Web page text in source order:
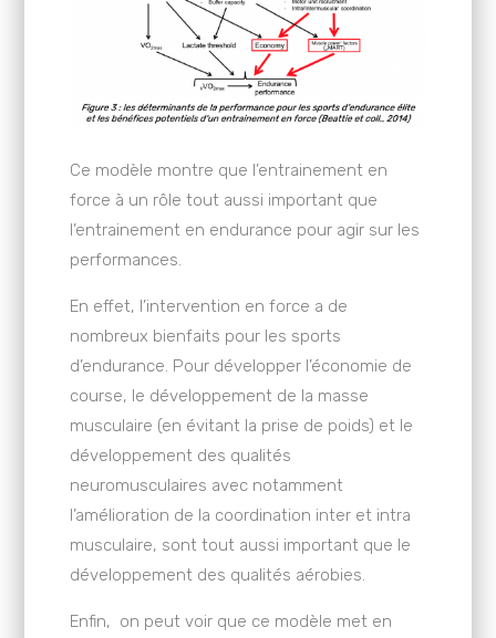
Ce modèle montre que l’entrainement en
force à un rôle tout aussi important que
l’entrainement en endurance pour agir sur les
performances.
En effet, l’intervention en force a de
nombreux bienfaits pour les sports
d’endurance. Pour développer l’économie de
course, le développement de la masse
musculaire (en évitant la prise de poids) et le
développement des qualités
neuromusculaires avec notamment
l’amélioration de la coordination inter et intra
musculaire, sont tout aussi important que le
développement des qualités aérobies.
Enfin, on peut voir que ce modèle met en